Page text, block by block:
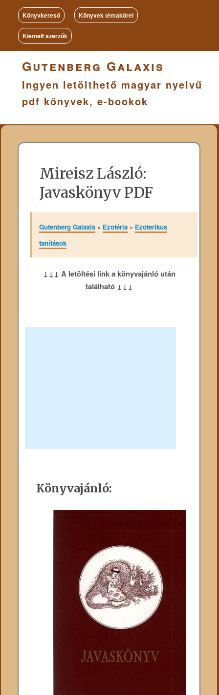
Könyvkereső Könyvek témakörei
Kiemelt szerzők
Gutenberg Galaxis
Ingyen letölthető magyar nyelvű
pdf könyvek, e-bookok
Mireisz László:
Javaskönyv PDF
Gutenberg Galaxis» Ezotéria» Ezoterikus
tanítások
↓↓↓ A letöltési link a könyvajánló után
található ↓↓↓
Könyvajánló: